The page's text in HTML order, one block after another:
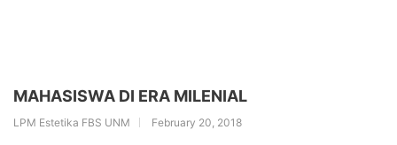
MAHASISWA DI ERA MILENIAL
LPM Estetika FBS UNM February 20, 2018